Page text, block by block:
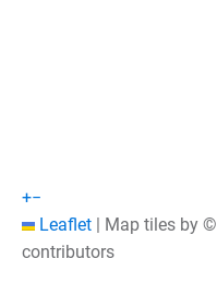
+−
Leaflet | Map tiles by ©
contributors